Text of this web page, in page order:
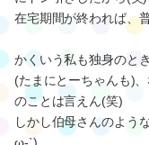
『いやー、あの子は連
◯◯伯母ちゃんとの仲
へえ…(･д･)
まあ、上げ膳据え膳だ
な…